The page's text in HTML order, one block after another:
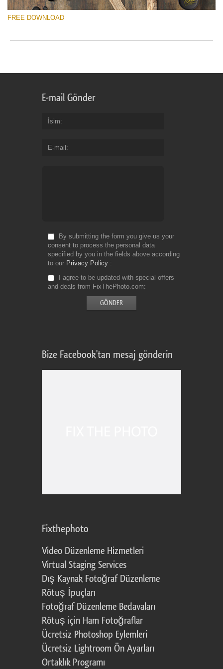
FREE DOWNLOAD
E-mail Gönder
İsim
E-mail
By submitting the form you give us your
consent to process the personal data
specified by you in the fields above according
to our Privacy Policy
I agree to be updated with special offers
and deals from FixThePhoto.com
Bize Facebook'tan mesaj gönderin
Fixthephoto
Video Düzenleme Hizmetleri
Virtual Staging Services
Dış Kaynak Fotoğraf Düzenleme
Rötuş İpuçları
Fotoğraf Düzenleme Bedavaları
Rötuş için Ham Fotoğraflar
Ücretsiz Photoshop Eylemleri
Ücretsiz Lightroom Ön Ayarları
Ortaklık Programı